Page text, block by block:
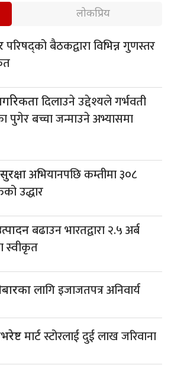
लोकप्रिय
परिषद्को बैठकद्वारा विभिन्न गुणस्तर
दिलाउने उद्देश्यले गर्भवती
पुगेर बच्चा जन्माउने अभ्यासमा
अभियानपछि कम्तीमा ३०८
उद्धार
बढाउन भारतद्वारा २.५ अर्ब
स्वीकृत
लागि इजाजतपत्र अनिवार्य
मार्ट स्टोरलाई दुई लाख जरिवाना